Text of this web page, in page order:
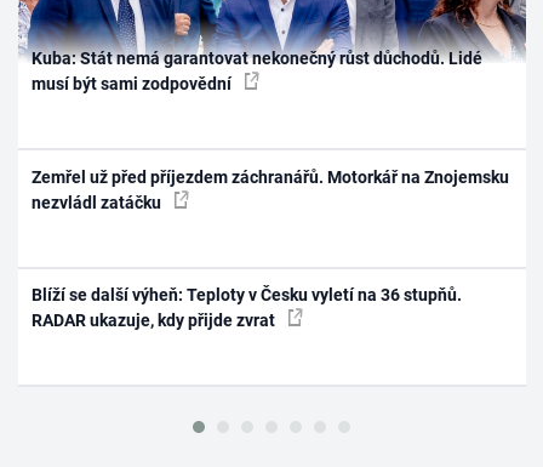
Kuba: Stát nemá garantovat nekonečný růst důchodů. Lidé
musí být sami zodpovědní
Zemřel už před příjezdem záchranářů. Motorkář na Znojemsku
nezvládl zatáčku
Blíží se další výheň: Teploty v Česku vyletí na 36 stupňů.
RADAR ukazuje, kdy přijde zvrat